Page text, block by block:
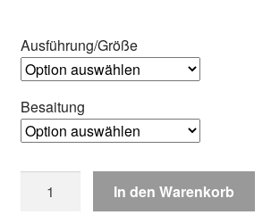
Ausführung/Größe
Besaitung
Timber
In den Warenkorb